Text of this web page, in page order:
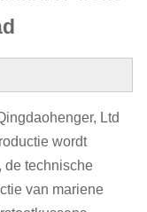
Ltd
wordt
de technische
van mariene